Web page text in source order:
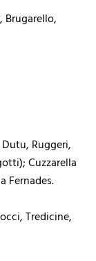
Brugarello,
Ruggeri,
Cuzzarella
Fernades.
Tredicine,